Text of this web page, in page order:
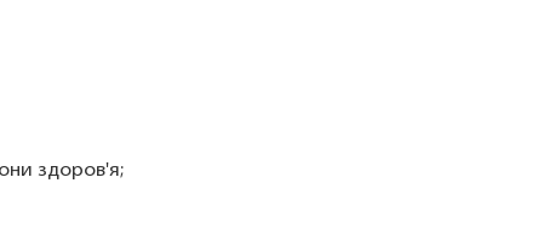
здоров'я;